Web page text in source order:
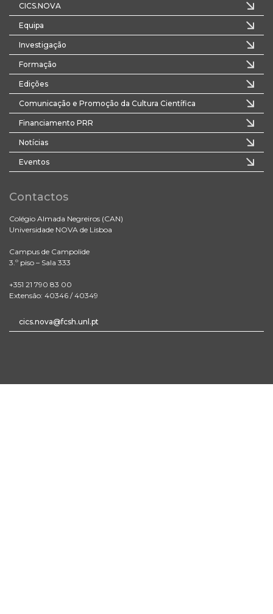
CICS.NOVA
Equipa
Investigação
Formação
Edições
Comunicação e Promoção da Cultura Científica
Financiamento PRR
Notícias
Eventos
Contactos
Colégio Almada Negreiros (CAN)
Universidade NOVA de Lisboa
Campus de Campolide
3.º piso – Sala 333
+351 21 790 83 00
Extensão: 40346 / 40349
cics.nova@fcsh.unl.pt